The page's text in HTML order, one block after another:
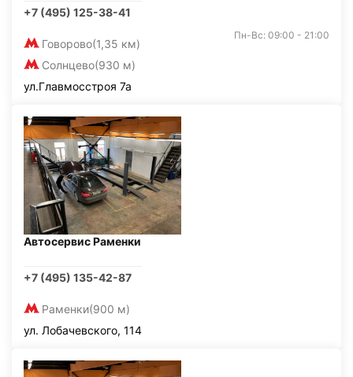
+7 (495) 125-38-41
Говорово(1,35 км)
Солнцево(930 м)
Пн-Вс: 09:00 - 21:00
ул.Главмосстроя 7а
Автосервис Раменки
+7 (495) 135-42-87
Раменки(900 м)
ул. Лобачевского, 114